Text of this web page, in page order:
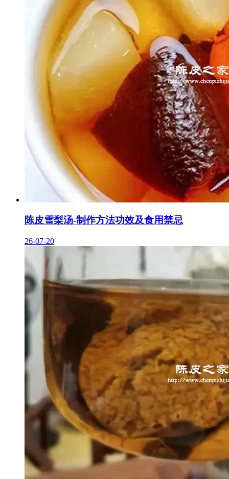
陈皮雪梨汤-制作方法功效及食用禁忌
26-07-20